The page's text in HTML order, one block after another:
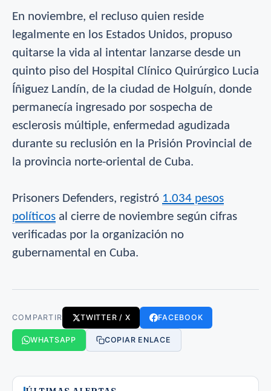
En noviembre, el recluso quien reside
legalmente en los Estados Unidos, propuso
quitarse la vida al intentar lanzarse desde un
quinto piso del Hospital Clínico Quirúrgico Lucia
Íñiguez Landín, de la ciudad de Holguín, donde
permanecía ingresado por sospecha de
esclerosis múltiple, enfermedad agudizada
durante su reclusión en la Prisión Provincial de
la provincia norte-oriental de Cuba.
Prisoners Defenders, registró 1.034 pesos
políticos al cierre de noviembre según cifras
verificadas por la organización no
gubernamental en Cuba.
COMPARTIR TWITTER / X FACEBOOK
WHATSAPP COPIAR ENLACE